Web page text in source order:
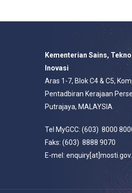
Kementerian Sains,
Inovasi
Aras 1-7, Blok C4 & C5,
Pentadbiran Kerajaan
Putrajaya, MALAYSIA
Tel MyGCC: (603) 8000
Faks: (603) 8888 9070
E-mel: